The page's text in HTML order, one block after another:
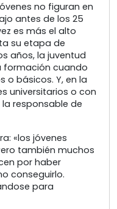
no figuran en
antes de los 25
es más el alto
su etapa de
años, la juventud
cuando
o básicos. Y, en la
universitarios o con
responsable de
«los jóvenes
también muchos
por haber
conseguirlo.
para